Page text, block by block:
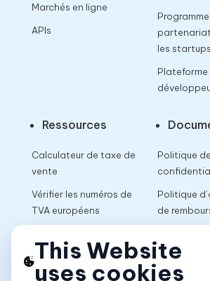
Marchés en ligne
APIs
partenariat
les startups
Plateforme
Ressources
Calculateur de taxe de
vente
Vérifier les numéros de
TVA européens
Politique de
Politique
de
App
This Website
uses cookies